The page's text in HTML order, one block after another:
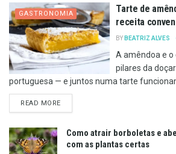
GASTRONOMIA
Tarte de
receita
BY BEATRIZ ALVES
A amêndoa e o
pilares da
portuguesa — e juntos numa tarte
READ MOREDETAILS
Como atrair borboletas e
com as plantas certas